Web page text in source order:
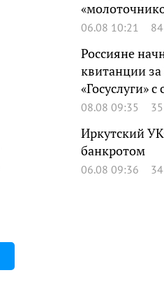
06.08 10:21
Россияне
квитанции
«Госуслуги»
08.08 09:35
Иркутский
банкротом
06.08 09:36